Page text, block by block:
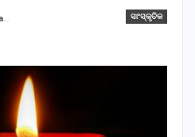
ସାଂସ୍କୃତିକ